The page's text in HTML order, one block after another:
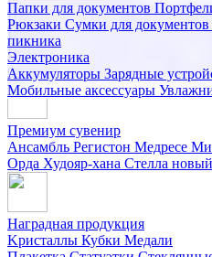
Папки для документов
Рюкзаки Сумки для документов
пикника
Электроника
Аккумуляторы Зарядные
Мобильные аксессуары
Бизнес наборыКофейные
Наборы из кожиНаборы ручек
Наборы с бутылками для воды
Наборы с кружками
флешкамиНовогодние наборы
Премиум сувенир
Ансамбль Регистон Медресе
Орда Худояр-хана Стелла
Наградная продукция
Kристаллы Кубки Медали